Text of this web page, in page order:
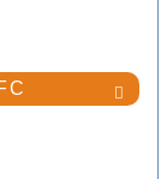
